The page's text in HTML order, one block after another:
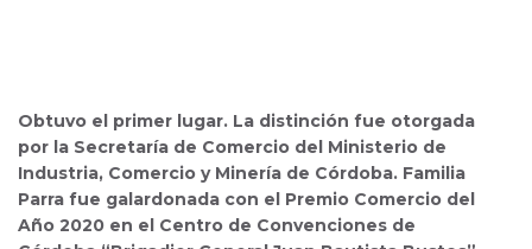
Obtuvo el primer lugar. La distinción fue otorgada
por la Secretaría de Comercio del Ministerio de
Industria, Comercio y Minería de Córdoba. Familia
Parra fue galardonada con el Premio Comercio del
Año 2020 en el Centro de Convenciones de